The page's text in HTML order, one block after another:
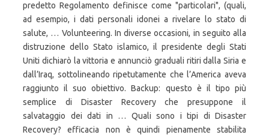
predetto Regolamento definisce come "particolari", (quali,
ad esempio, i dati personali idonei a rivelare lo stato di
salute, … Volunteering. In diverse occasioni, in seguito alla
distruzione dello Stato islamico, il presidente degli Stati
Uniti dichiarò la vittoria e annunciò graduali ritiri dalla Siria e
dall’Iraq, sottolineando ripetutamente che l’America aveva
raggiunto il suo obiettivo. Backup: questo è il tipo più
semplice di Disaster Recovery che presuppone il
salvataggio dei dati in … Quali sono i tipi di Disaster
Recovery? efficacia non è quindi pienamente stabilita